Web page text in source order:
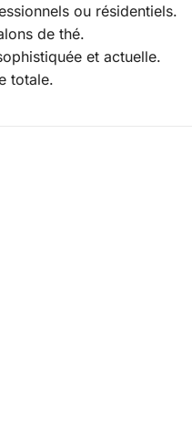
ou résidentiels.
de thé.
et actuelle.
totale.